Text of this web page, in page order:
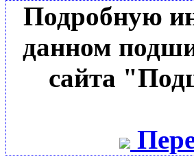
Подробную
данном
сайта